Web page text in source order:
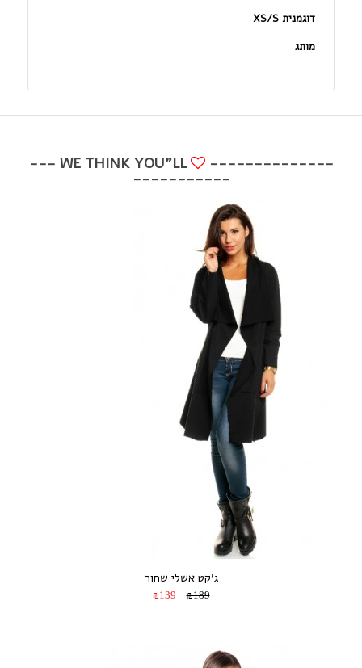
דוגמנית XS/S
מותג
--------------
WE THINK YOU"LL ---
-----------
ג’קט אשלי שחור
₪189
₪139